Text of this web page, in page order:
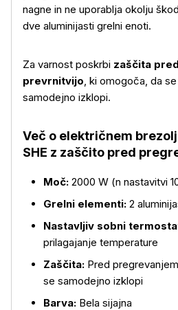
nagne in ne uporablja okolju
dve aluminijasti grelni enoti.
Za varnost poskrbi zaščita
prevrnitvijo, ki omogoča, da
samodejno izklopi.
Več o električnem
SHE z zaščito pred
Moč: 2000 W (n nastavitvi
Grelni elementi: 2
Nastavljiv sobni
prilagajanje temperature
Zaščita: Pred
se samodejno izklopi
Barva: Bela sijajna